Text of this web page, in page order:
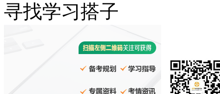
寻找学习搭子